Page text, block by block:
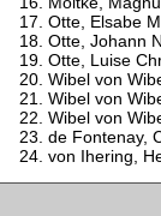
Otte, Elsabe
Otte, Johann
Otte, Luise
Wibel von
Wibel von
Wibel von
de Fontenay,
von Ihering,